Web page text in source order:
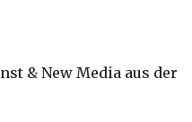
& New Media aus der